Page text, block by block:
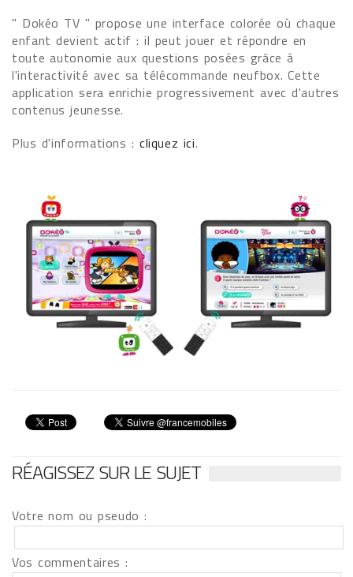
" Dokéo TV " propose une interface colorée où chaque
enfant devient actif : il peut jouer et répondre en
toute autonomie aux questions posées grâce à
l'interactivité avec sa télécommande neufbox. Cette
application sera enrichie progressivement avec d'autres
contenus jeunesse.
Plus d'informations : cliquez ici.
RÉAGISSEZ SUR LE SUJET
Votre nom ou pseudo :
Vos commentaires :